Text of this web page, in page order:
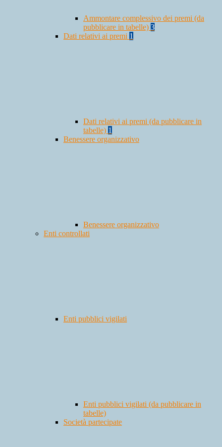
Ammontare complessivo dei premi (da
pubblicare in tabelle) 3
Dati relativi ai premi 1
Dati relativi ai premi (da pubblicare in
tabelle) 1
Benessere organizzativo
Benessere organizzativo
Enti controllati
Enti pubblici vigilati
Enti pubblici vigilati (da pubblicare in
tabelle)
Società partecipate